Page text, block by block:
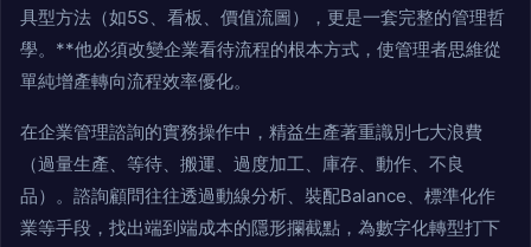
具型方法（如5S、看板、價值流圖），更是一套完整的管理哲
學。**他必須改變企業看待流程的根本方式，使管理者思維從
單純增產轉向流程效率優化。
在企業管理諮詢的實務操作中，精益生產著重識別七大浪費
（過量生產、等待、搬運、過度加工、庫存、動作、不良
品）。諮詢顧問往往透過動線分析、裝配Balance、標準化作
業等手段，找出端到端成本的隱形攔截點，為數字化轉型打下